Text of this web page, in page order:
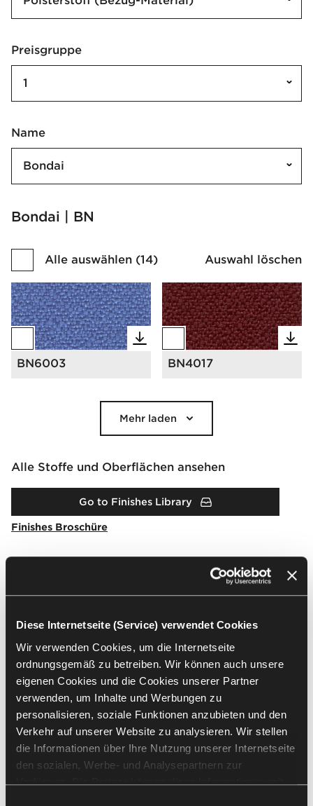
Diese Internetseite (Service) verwendet Cookies
Wir verwenden Cookies, um die Internetseite
ordnungsgemäß zu betreiben. Wir können auch unsere
eigenen Cookies und die Cookies unserer Partner
verwenden, um Inhalte und Werbungen zu
personalisieren, soziale Funktionen anzubieten und den
Verkehr auf unserer Website zu analysieren. Wir stellen
die Informationen über Ihre Nutzung unserer Internetseite
den sozialen, Werbe- und Analysepartnern zur
Verfügung. Die Partner können diese Informationen mit
Preisgruppe
1
Name
Bondai
Bondai | BN
Alle auswählen (14) Auswahl löschen
BN6003 BN4017
Mehr laden
Alle Stoffe und Oberflächen ansehen
Go to Finishes Library
Finishes Broschüre
Downloads
Alle auswählen 12 )